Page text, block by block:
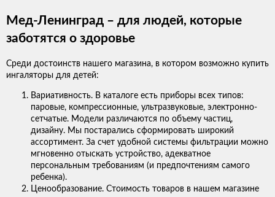
Мед-Ленинград – для людей, которые
заботятся о здоровье
Среди достоинств нашего магазина, в котором возможно купить
ингаляторы для детей:
Вариативность. В каталоге есть приборы всех типов:
паровые, компрессионные, ультразвуковые, электронно-
сетчатые. Модели различаются по объему частиц,
дизайну. Мы постарались сформировать широкий
ассортимент. За счет удобной системы фильтрации можно
мгновенно отыскать устройство, адекватное
персональным требованиям (и предпочтениям самого
ребенка).
Ценообразование. Стоимость товаров в нашем магазине